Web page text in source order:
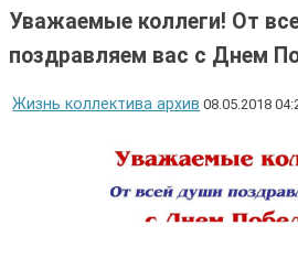
Уважаемые коллеги! От
поздравляем вас с Днем
Жизнь коллектива архив 08.05.2018